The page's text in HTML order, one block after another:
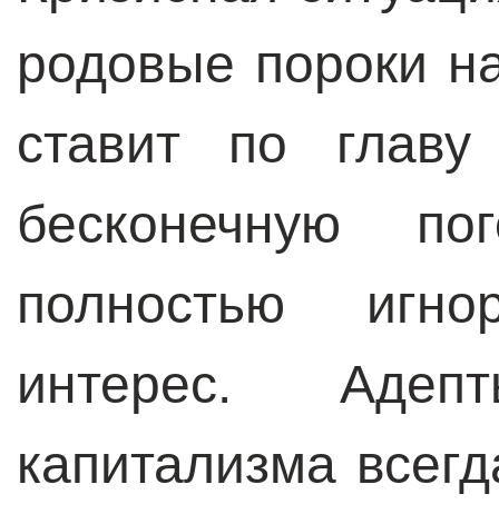
родовые пороки
ставит по
бесконечную
полностью
интерес.
капитализма